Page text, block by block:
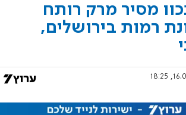
מסיר מרק רותח
רמות בירושלים,